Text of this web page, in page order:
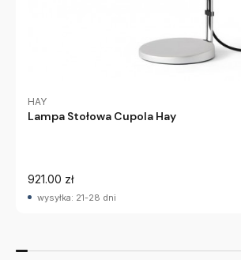
HAY
Lampa Stołowa Cupola Hay
921.00 zł
wysyłka: 21-28 dni